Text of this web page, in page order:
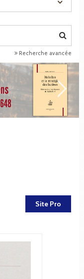
Recherche avancée
Site Pro